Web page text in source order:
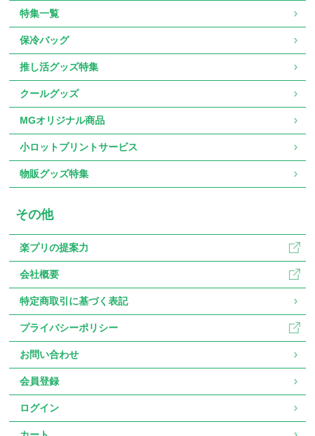
特集一覧
保冷バッグ
推し活グッズ特集
クールグッズ
MGオリジナル商品
小ロットプリントサービス
物販グッズ特集
その他
楽プリの提案力
会社概要
特定商取引に基づく表記
プライバシーポリシー
お問い合わせ
会員登録
ログイン